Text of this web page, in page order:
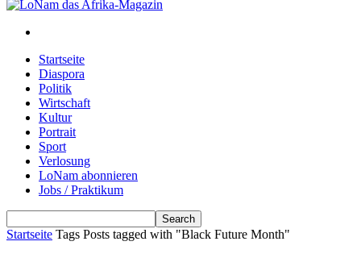
Startseite
Diaspora
Politik
Wirtschaft
Kultur
Portrait
Sport
Verlosung
LoNam abonnieren
Jobs / Praktikum
Startseite Tags Posts tagged with "Black Future Month"